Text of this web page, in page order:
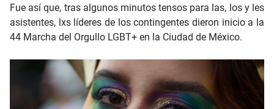
Fue así que, tras algunos minutos tensos para las, los y les
asistentes, lxs líderes de los contingentes dieron inicio a la
44 Marcha del Orgullo LGBT+ en la Ciudad de México.